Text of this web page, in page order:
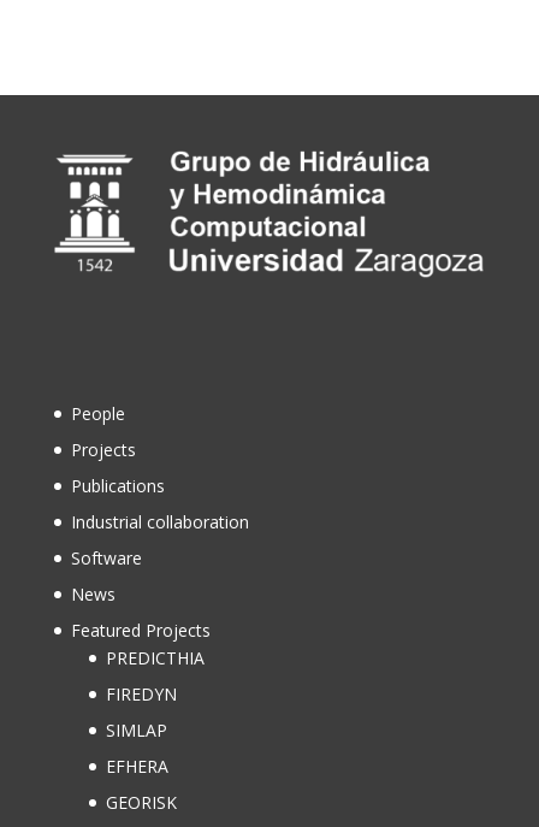
People
Projects
Publications
Industrial collaboration
Software
News
Featured Projects
PREDICTHIA
FIREDYN
SIMLAP
EFHERA
GEORISK